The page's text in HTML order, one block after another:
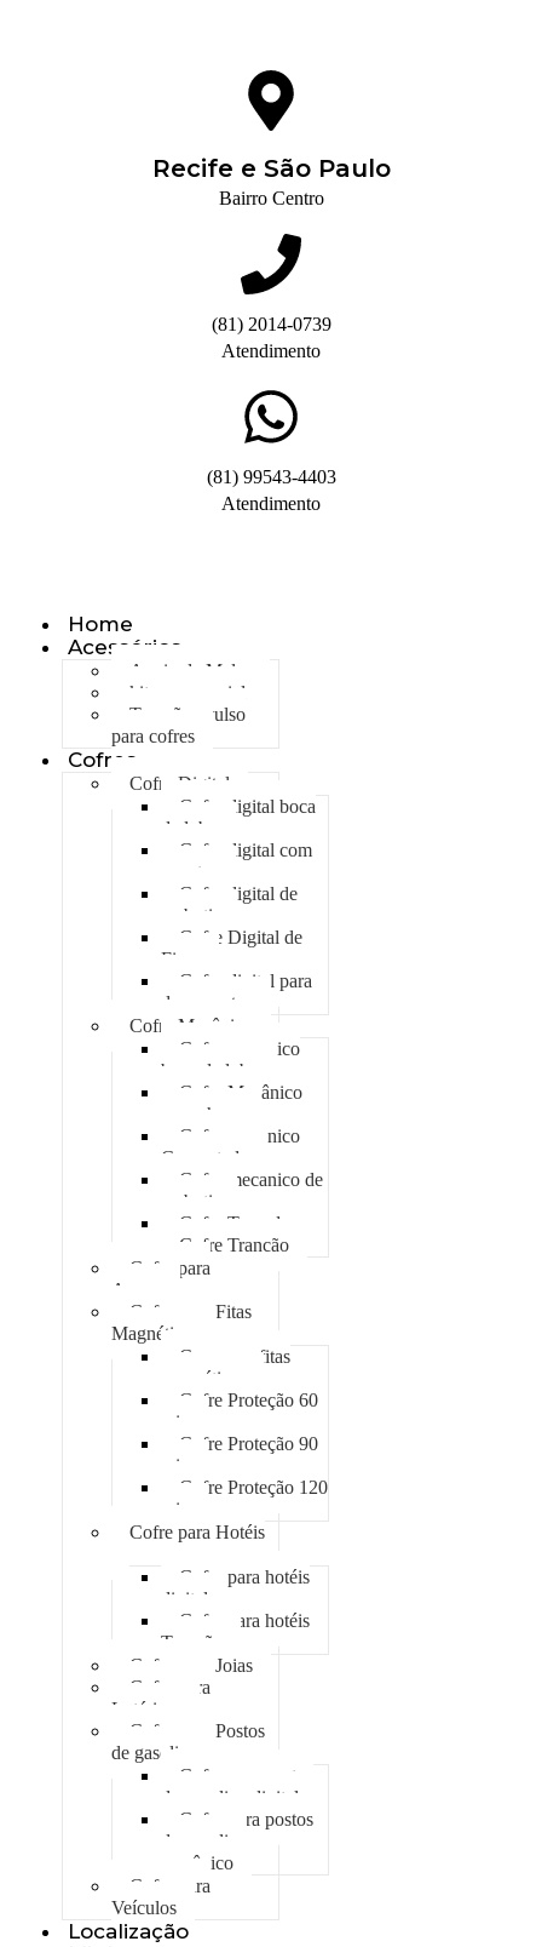
Recife e São Paulo
Bairro Centro
(81) 2014-0739
Atendimento
(81) 99543-4403
Atendimento
Home
Acessórios
Apoio de Malas
kit emergencial
Trancão avulso
para cofres
Cofres
Cofre Digital
Cofre digital boca
de lobo
Cofre digital com
gavetas
Cofre digital de
embutir
Cofre Digital de
Fixar
Cofre digital para
documentos
Cofre Mecânico
Cofre mecanico
boca de lobo
Cofre Mecânico
com chave
Cofre mecanico
Concretado
Cofre mecanico de
embutir
Cofre Tomada
Cofre Trancão
Cofre para
Armas
Cofre para Fitas
Magnéticas
Case para fitas
magnéticas
Cofre Proteção 60
min
Cofre Proteção 90
min
Cofre Proteção 120
min
Cofre para Hotéis
Cofre para hotéis
digital
Cofre para hotéis
Trancão
Cofre para Joias
Cofre para
Lotéricas
Cofre para Postos
de gasolina
Cofre para postos
de gasolina digital
Cofre para postos
de gasolina
mecânico
Cofre para
Veículos
Localização